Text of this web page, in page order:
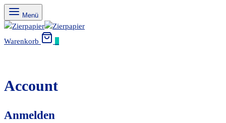
Menü
Warenkorb
Account
Anmelden